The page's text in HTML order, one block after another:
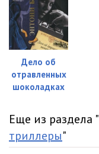
Дело об
отравленных
шоколадках
Еще из раздела "
триллеры"